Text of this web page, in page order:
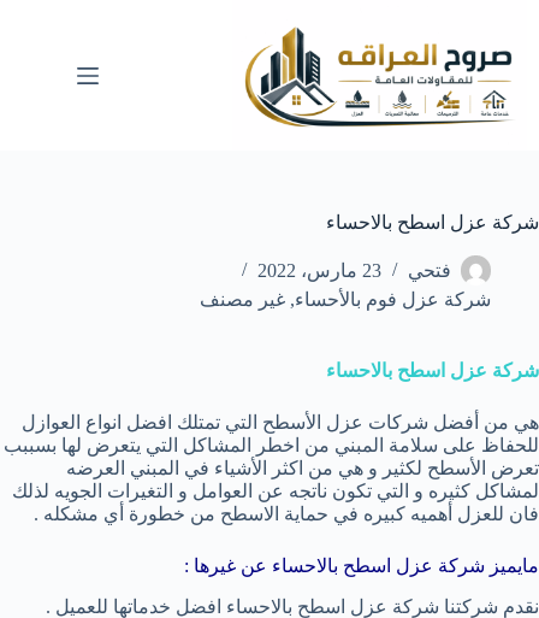
المحتوى
شركة عزل اسطح بالاحساء
فتحي
23 مارس، 2022
شركة عزل فوم بالأحساء, غير مصنف
شركة عزل اسطح بالاحساء
هي من أفضل شركات عزل الأسطح التي تمتلك افضل انواع العوازل
للحفاظ على سلامة المبني من اخطر المشاكل التي يتعرض لها بسببب
تعرض الأسطح لكثير و هي من اكثر الأشياء في المبني العرضه
لمشاكل كثيره و التي تكون ناتجه عن العوامل و التغيرات الجويه لذلك
فان للعزل أهميه كبيره في حماية الاسطح من خطورة أي مشكله .
مايميز شركة عزل اسطح بالاحساء عن غيرها :
نقدم شركتنا شركة عزل اسطح بالاحساء افضل خدماتها للعميل .